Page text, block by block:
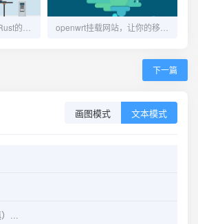
下一篇
画图模式 文本模式